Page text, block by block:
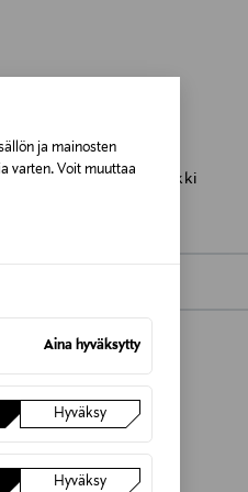
ja mainosten
varten. Voit muuttaa
Aina hyväksytty
Hyväksy
Hyväksy
Espoo, Finland
silmät, meikki
ja tuotteen koosta
kuluessa tuotteen
ja palautettavan tuotteen